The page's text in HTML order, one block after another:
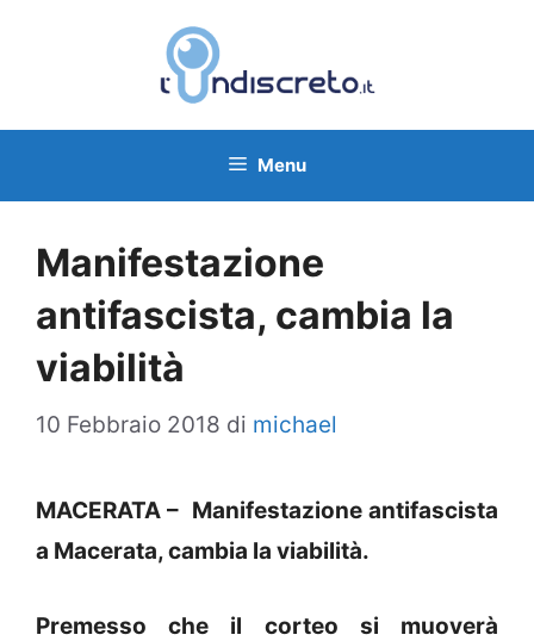
Menu
Manifestazione
antifascista, cambia la
viabilità
10 Febbraio 2018 di michael
MACERATA – Manifestazione antifascista
a Macerata, cambia la viabilità.
Premesso che il corteo si muoverà